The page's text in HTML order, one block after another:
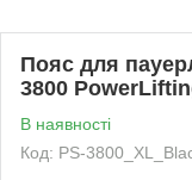
Пояс для
3800
В наявності
Код: PS-